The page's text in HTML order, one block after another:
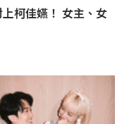
柯佳嬿！ 女主、女